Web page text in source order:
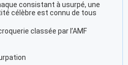
consistant à usurpé, une
célèbre est connu de tous
classée par l’AMF